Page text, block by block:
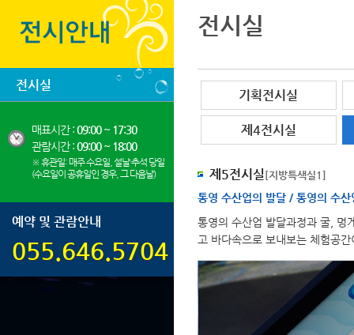
전시실
매표시간 :09:00 ~ 17:30
관람시간 :09:00 ~ 18:00
※ 휴관일: 매주 수요일, 설날·추석 당일
(수요일이 공휴일인 경우, 그 다음날)
예약 및 관람안내
055.646.5704
전시실
기획전시실
제4전시실
제5전시실 [지방특색실1]
통영 수산업의 발달 / 통영의 수
통영의 수산업 발달과정과 굴, 멍
고 바다속으로 보내보는 체험공